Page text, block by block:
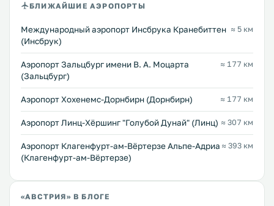
БЛИЖАЙШИЕ АЭРОПОРТЫ
Международный аэропорт Инсбрука Кранебиттен
(Инсбрук)
≈ 5 км
Аэропорт Зальцбург имени В. А. Моцарта
(Зальцбург)
≈ 177 км
Аэропорт Хохенемс-Дорнбирн (Дорнбирн) ≈ 177 км
Аэропорт Линц-Хёршинг "Голубой Дунай" (Линц) ≈ 307 км
Аэропорт Клагенфурт-ам-Вёртерзе Альпе-Адриа
(Клагенфурт-ам-Вёртерзе)
≈ 393 км
«АВСТРИЯ» В БЛОГЕ